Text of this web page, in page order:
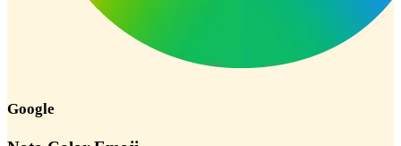
Google